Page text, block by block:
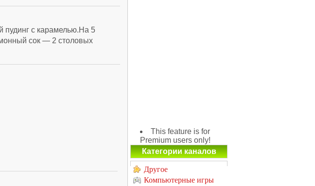
пудинг с карамелью.На 5
сок — 2 столовых
This feature is for
Premium users only!
Категории каналов
Другое
Компьютерные игры